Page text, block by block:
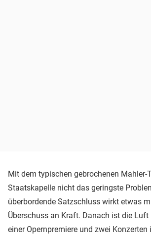
Mit dem typischen gebrochenen Mahler-
Staatskapelle nicht das geringste
überbordende Satzschluss wirkt etwas
Überschuss an Kraft. Danach ist die Luft
einer Opernpremiere und zwei Konzerten